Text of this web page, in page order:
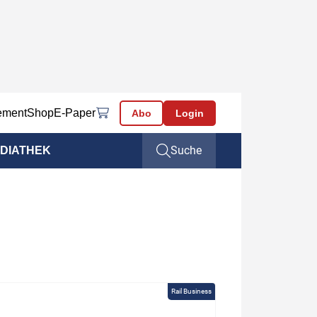
ShopE-Paper Abo Login
Suche
Rail Business